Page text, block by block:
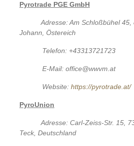
Pyrotrade PGE GmbH
Adresse: Am Schloßbühel 45,
Johann, Östereich
Telefon: +43313721723
E-Mail: office@wwvm.at
Website:https://pyrotrade.at/
PyroUnion
Adresse: Carl-Zeiss-Str. 15,
Teck, Deutschland